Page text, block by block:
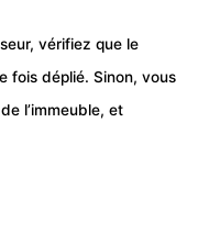
vérifiez que le
fois déplié. Sinon, vous
l’immeuble, et